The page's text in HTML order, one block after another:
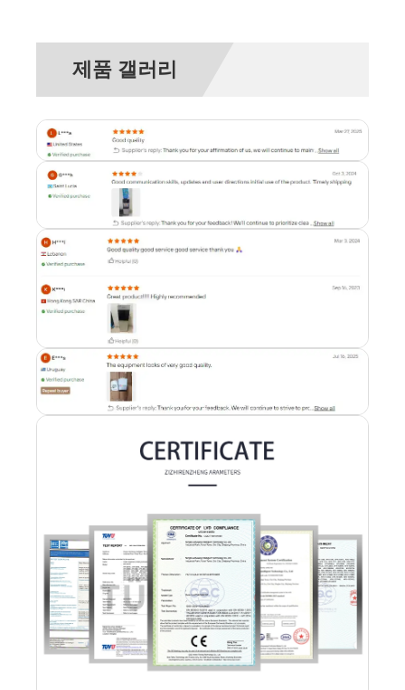
제품 갤러리